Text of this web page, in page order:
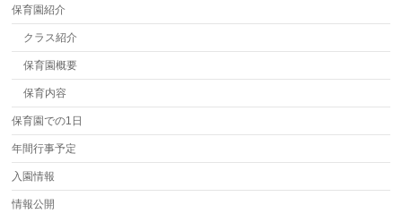
保育園紹介
クラス紹介
保育園概要
保育内容
保育園での1日
年間行事予定
入園情報
情報公開